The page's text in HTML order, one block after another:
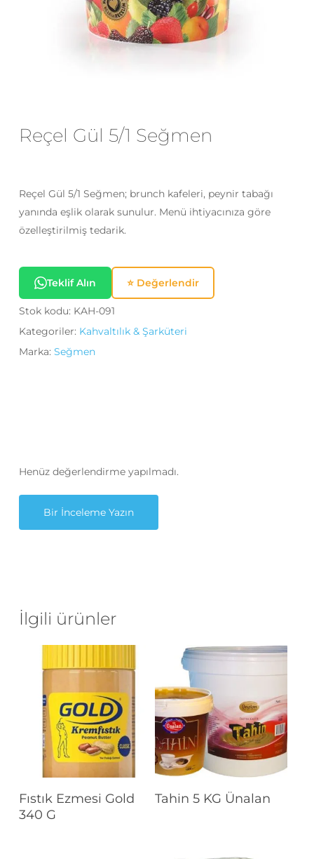
Reçel Gül 5/1 Seğmen
Reçel Gül 5/1 Seğmen; brunch kafeleri, peynir tabağı
yanında eşlik olarak sunulur. Menü ihtiyacınıza göre
özelleştirilmiş tedarik.
Teklif Alın ⭐ Değerlendir
Stok kodu: KAH-091
Kategoriler: Kahvaltılık & Şarküteri
Marka: Seğmen
Henüz değerlendirme yapılmadı.
Bir İnceleme Yazın
İlgili ürünler
Devamını Oku
Fıstık Ezmesi Gold
340 G
Devamını Oku
Tahin 5 KG Ünalan
E-posta*
kaydedilsin.